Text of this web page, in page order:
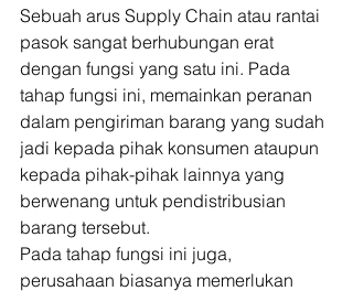
Sebuah arus Supply Chain atau rantai
pasok sangat berhubungan erat
dengan fungsi yang satu ini. Pada
tahap fungsi ini, memainkan peranan
dalam pengiriman barang yang sudah
jadi kepada pihak konsumen ataupun
kepada pihak-pihak lainnya yang
berwenang untuk pendistribusian
barang tersebut.
Pada tahap fungsi ini juga,
perusahaan biasanya memerlukan